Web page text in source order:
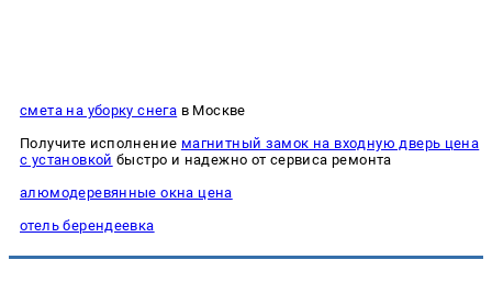
смета на уборку снега в Москве
Получите исполнение магнитный замок на входную дверь цена
с установкой быстро и надежно от сервиса ремонта
алюмодеревянные окна цена
отель берендеевка